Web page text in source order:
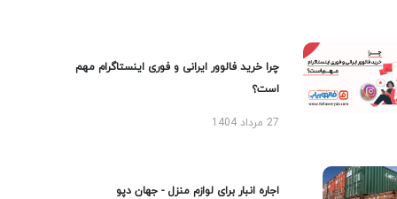
چرا خرید فالوور ایرانی و فوری اینستاگرام مهم
است؟
27 مرداد 1404
اجاره انبار برای لوازم منزل - جهان دپو